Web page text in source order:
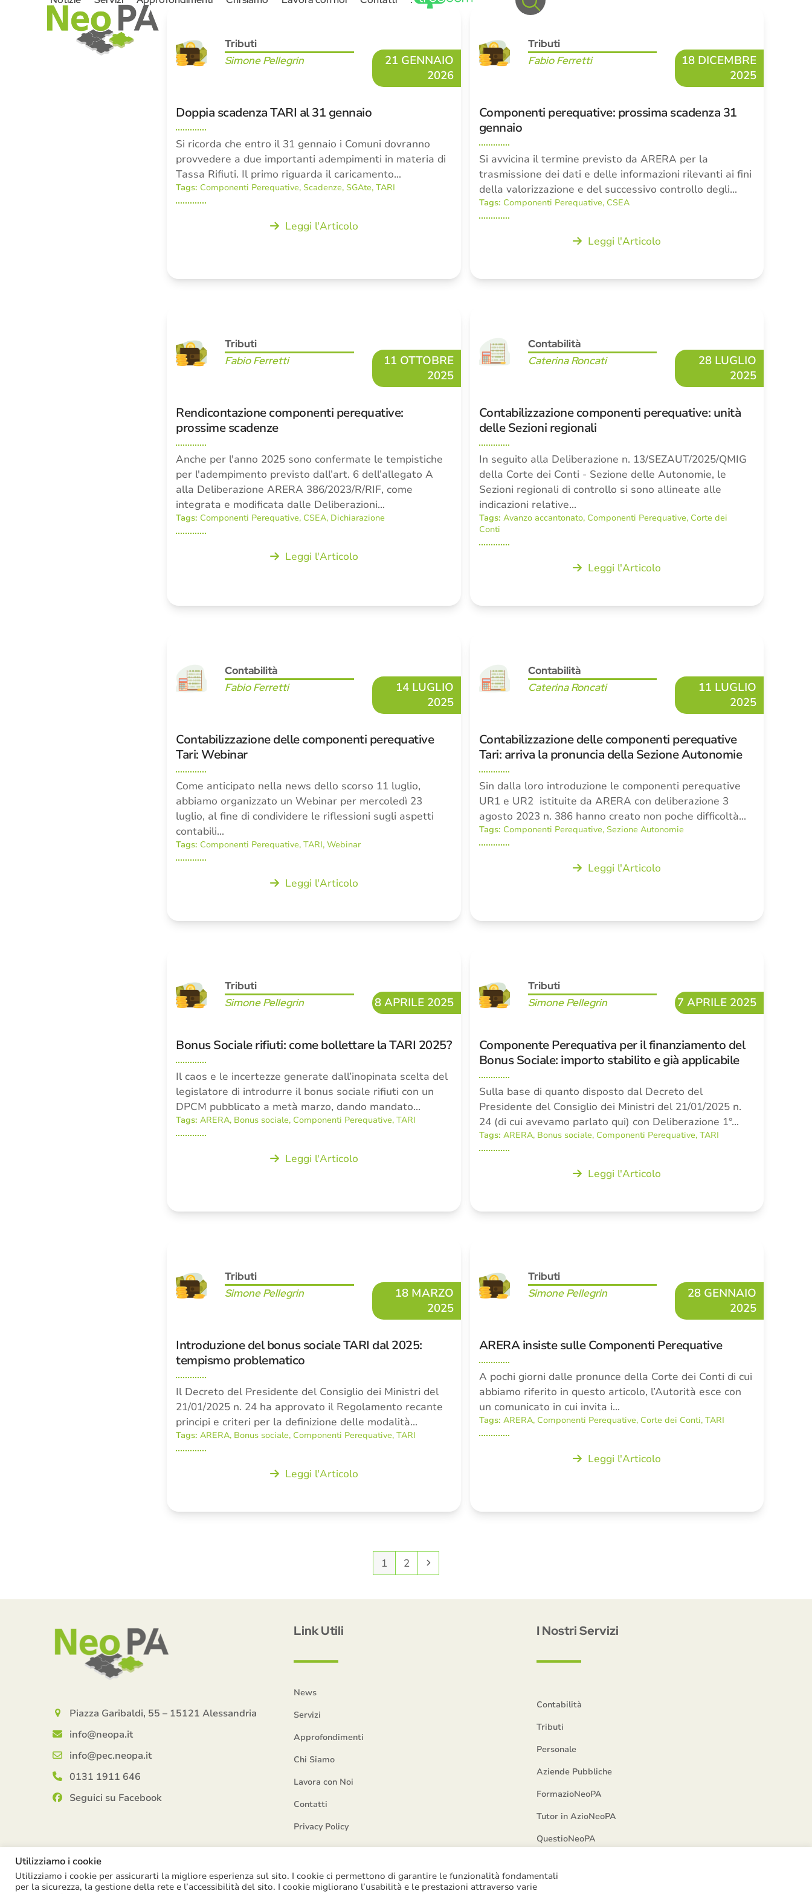
Tributi
Simone Pellegrin
21 GENNAIO
2026
Doppia scadenza TARI al 31 gennaio
Si ricorda che entro il 31 gennaio i Comuni dovranno
provvedere a due importanti adempimenti in materia di
Tassa Rifiuti. Il primo riguarda il caricamento…
Tags: Componenti Perequative, Scadenze, SGAte,TARI
Leggi l'Articolo
Tributi
Fabio Ferretti
18 DICEMBRE
2025
Componenti perequative: prossima scadenza 31
gennaio
Si avvicina il termine previsto da ARERA per la
trasmissione dei dati e delle informazioni rilevanti ai fini
della valorizzazione e del successivo controllo degli…
Tags: Componenti Perequative, CSEA
Leggi l'Articolo
Tributi
Fabio Ferretti
11 OTTOBRE
2025
Rendicontazione componenti perequative:
prossime scadenze
Anche per l'anno 2025 sono confermate le tempistiche
per l'adempimento previsto dall’art. 6 dell’allegato A
alla Deliberazione ARERA 386/2023/R/RIF, come
integrata e modificata dalle Deliberazioni…
Tags: Componenti Perequative, CSEA, Dichiarazione
Leggi l'Articolo
Contabilità
Caterina Roncati
28 LUGLIO
2025
Contabilizzazione componenti perequative: unità
delle Sezioni regionali
In seguito alla Deliberazione n. 13/SEZAUT/2025/QMIG
della Corte dei Conti - Sezione delle Autonomie, le
Sezioni regionali di controllo si sono allineate alle
indicazioni relative…
Tags: Avanzo accantonato, Componenti Perequative, Corte dei
Conti
Leggi l'Articolo
Contabilità
Fabio Ferretti
14 LUGLIO
2025
Contabilizzazione delle componenti perequative
Tari: Webinar
Come anticipato nella news dello scorso 11 luglio,
abbiamo organizzato un Webinar per mercoledì 23
luglio, al fine di condividere le riflessioni sugli aspetti
contabili…
Tags: Componenti Perequative,TARI,Webinar
Leggi l'Articolo
Contabilità
Caterina Roncati
11 LUGLIO
2025
Contabilizzazione delle componenti perequative
Tari: arriva la pronuncia della Sezione Autonomie
Sin dalla loro introduzione le componenti perequative
UR1 e UR2 istituite da ARERA con deliberazione 3
agosto 2023 n. 386 hanno creato non poche difficoltà…
Tags: Componenti Perequative, Sezione Autonomie
Leggi l'Articolo
Tributi
Simone Pellegrin
8 APRILE 2025
Bonus Sociale rifiuti: come bollettare la TARI 2025?
Il caos e le incertezze generate dall’inopinata scelta del
legislatore di introdurre il bonus sociale rifiuti con un
DPCM pubblicato a metà marzo, dando mandato…
Tags: ARERA, Bonus sociale, Componenti Perequative,TARI
Leggi l'Articolo
Tributi
Simone Pellegrin
7 APRILE 2025
Componente Perequativa per il finanziamento del
Bonus Sociale: importo stabilito e già applicabile
Sulla base di quanto disposto dal Decreto del
Presidente del Consiglio dei Ministri del 21/01/2025 n.
24 (di cui avevamo parlato qui) con Deliberazione 1°…
Tags: ARERA, Bonus sociale, Componenti Perequative, TARI
Leggi l'Articolo
Tributi
Simone Pellegrin
18 MARZO
2025
Introduzione del bonus sociale TARI dal 2025:
tempismo problematico
Il Decreto del Presidente del Consiglio dei Ministri del
21/01/2025 n. 24 ha approvato il Regolamento recante
principi e criteri per la definizione delle modalità…
Tags: ARERA, Bonus sociale, Componenti Perequative,TARI
Leggi l'Articolo
Tributi
Simone Pellegrin
28 GENNAIO
2025
ARERA insiste sulle Componenti Perequative
A pochi giorni dalle pronunce della Corte dei Conti di cui
abbiamo riferito in questo articolo, l’Autorità esce con
un comunicato in cui invita i…
Tags: ARERA, Componenti Perequative, Corte dei Conti, TARI
Leggi l'Articolo
Pagina
1 Pagina
2
Piazza Garibaldi, 55 – 15121 Alessandria
info@neopa.it
info@pec.neopa.it
0131 1911 646
Seguici su Facebook
Link Utili
News
Servizi
Approfondimenti
Chi Siamo
Lavora con Noi
Contatti
Privacy Policy
I Nostri Servizi
Contabilità
Tributi
Personale
Aziende Pubbliche
FormazioNeoPA
Tutor in AzioNeoPA
QuestioNeoPA
Utilizziamo i cookie
Utilizziamo i cookie per assicurarti la migliore esperienza sul sito. I cookie ci permettono di garantire le funzionalità fondamentali
per la sicurezza, la gestione della rete e l’accessibilità del sito. I cookie migliorano l’usabilità e le prestazioni attraverso varie